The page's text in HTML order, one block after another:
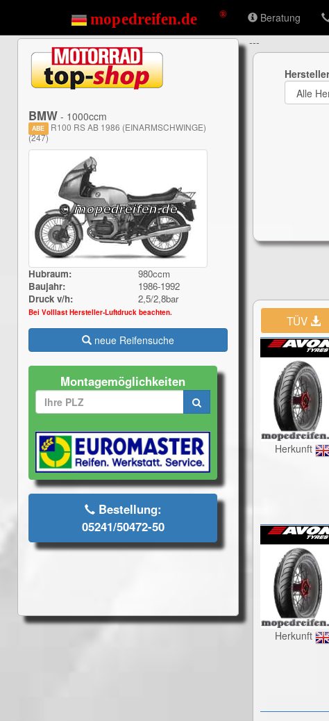
Beratung
BMW - 1000ccm
ABE R100 RS AB 1986 (EINARMSCHWINGE)
(247)
Hubraum:
980ccm
Baujahr:
1986-1992
Druck v/h:
2,5/2,8bar
Bei Volllast Hersteller-Luftdruck beachten.
neue Reifensuche
Montagemöglichkeiten
Bestellung:
05241/50472-50
---
Hersteller
TÜV
Herkunft
Herkunft